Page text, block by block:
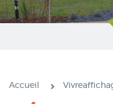
Accueil